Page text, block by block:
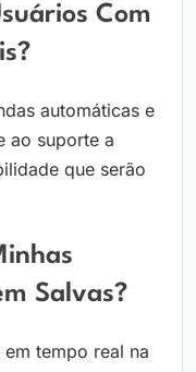
Com
automáticas e
ao suporte a
que serão
Salvas?
tempo real na